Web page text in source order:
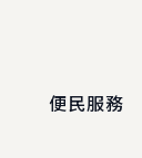
便民服務